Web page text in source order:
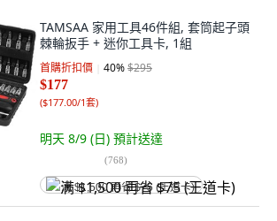
TAMSAA 家用工具46件組, 套筒起子頭
棘輪扳手 + 迷你工具卡, 1組
首購折扣價 40%$295
$177
($177.00/1套)
明天 8/9 (日) 預計送達
(768)
满 $1,500 再省 $75 (王道卡)